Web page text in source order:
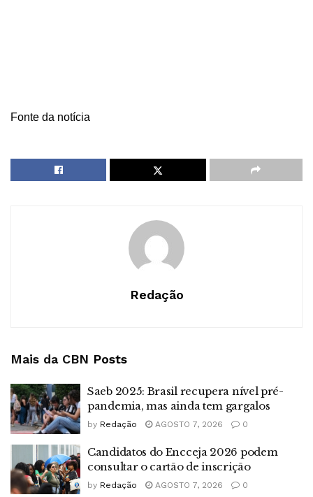
Fonte da notícia
Redação
Mais da CBN Posts
Saeb 2025: Brasil recupera nível pré-
pandemia, mas ainda tem gargalos
by Redação AGOSTO 7, 2026 0
Candidatos do Encceja 2026 podem
consultar o cartão de inscrição
by Redação AGOSTO 7, 2026 0